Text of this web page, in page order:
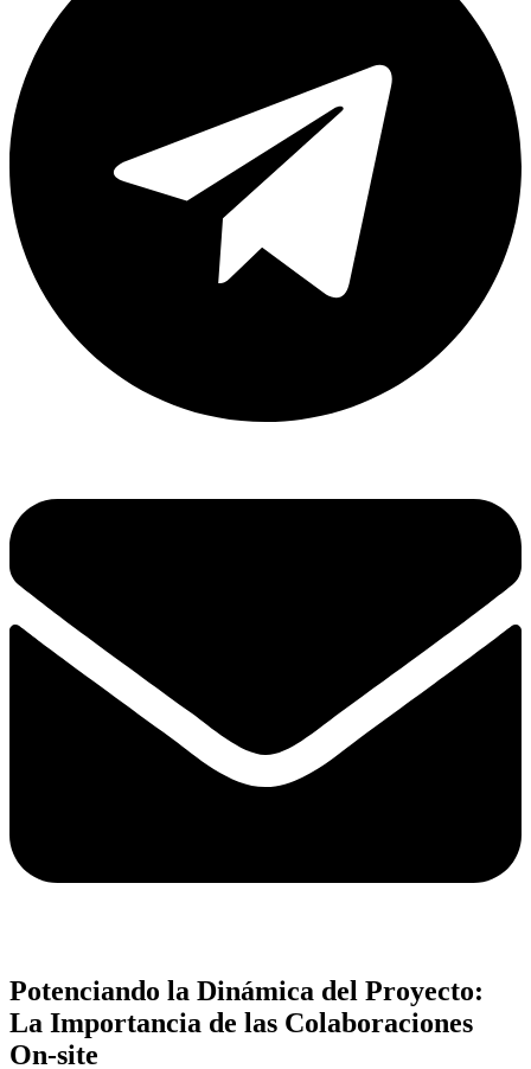
Potenciando la Dinámica del Proyecto:
La Importancia de las Colaboraciones
On-site